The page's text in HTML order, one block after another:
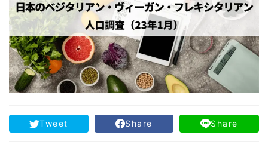
Tweet Share Share